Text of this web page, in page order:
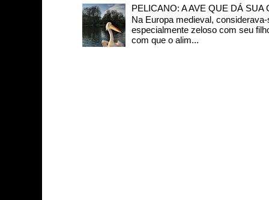
PELICANO: A AVE QUE DÁ SUA
Na Europa medieval,
especialmente zeloso com seu
com que o alim...